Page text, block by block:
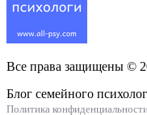
Все права защищены ©
Блог семейного
Политика